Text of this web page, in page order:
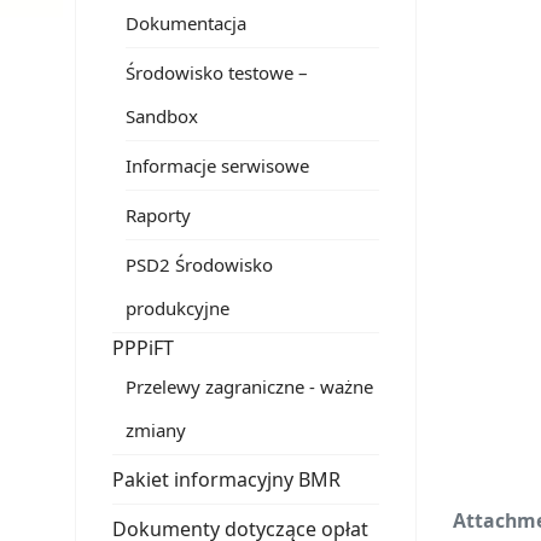
Dokumentacja
Środowisko testowe –
Sandbox
Informacje serwisowe
Raporty
PSD2 Środowisko
produkcyjne
PPPiFT
Przelewy zagraniczne - ważne
zmiany
Pakiet informacyjny BMR
Dokumenty dotyczące opłat